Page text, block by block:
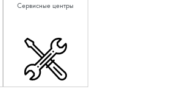
Сервисные центры